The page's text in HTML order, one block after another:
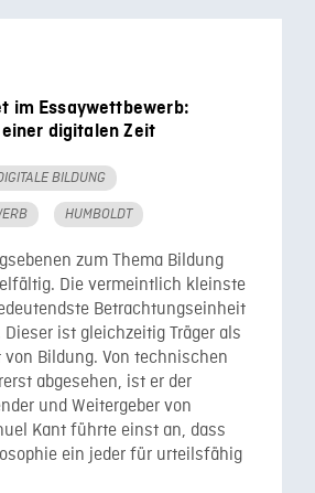
im Essaywettbewerb:
digitalen Zeit
BILDUNG
HUMBOLDT
zum Thema Bildung
Die vermeintlich kleinste
Betrachtungseinheit
ist gleichzeitig Träger als
Bildung. Von technischen
abgesehen, ist er der
und Weitergeber von
Kant führte einst an, dass
ein jeder für urteilsfähig